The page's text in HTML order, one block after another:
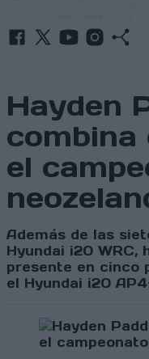
Hayden
combina
el
Además de las
Hyundai i20 WRC,
presente en cinco
el Hyundai i20